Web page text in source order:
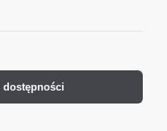
dostępności